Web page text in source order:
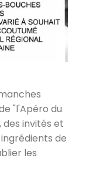
"l'Apéro du
des invités et
de
les